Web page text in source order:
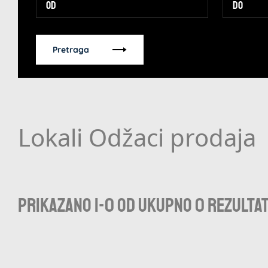
Pretraga
Lokali Odžaci prodaja
Prikazano 1-0 od ukupno 0